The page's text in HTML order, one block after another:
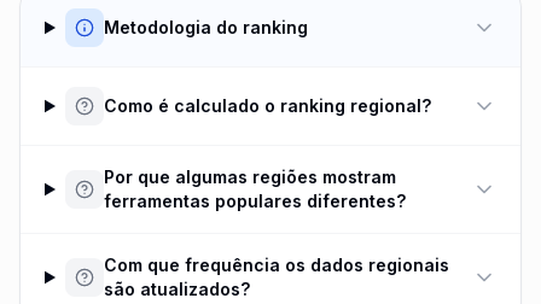
Metodologia do ranking
Como é calculado o ranking regional?
Por que algumas regiões mostram
ferramentas populares diferentes?
Com que frequência os dados regionais
são atualizados?